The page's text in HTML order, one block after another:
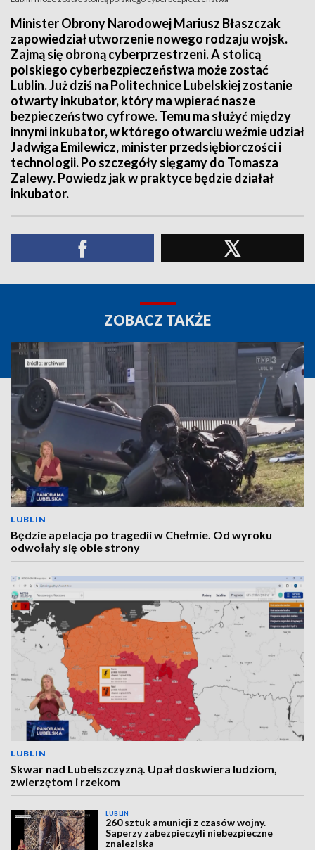
Minister Obrony Narodowej Mariusz Błaszczak
zapowiedział utworzenie nowego rodzaju wojsk.
Zajmą się obroną cyberprzestrzeni. A stolicą
polskiego cyberbezpieczeństwa może zostać
Lublin. Już dziś na Politechnice Lubelskiej zostanie
otwarty inkubator, który ma wpierać nasze
bezpieczeństwo cyfrowe. Temu ma służyć między
innymi inkubator, w którego otwarciu weźmie udział
Jadwiga Emilewicz, minister przedsiębiorczości i
technologii. Po szczegóły sięgamy do Tomasza
Zalewy. Powiedz jak w praktyce będzie działał
inkubator.
ZOBACZ TAKŻE
LUBLIN
Będzie apelacja po tragedii w Chełmie. Od wyroku
odwołały się obie strony
LUBLIN
Skwar nad Lubelszczyzną. Upał doskwiera ludziom,
zwierzętom i rzekom
LUBLIN
260 sztuk amunicji z czasów wojny.
Saperzy zabezpieczyli niebezpieczne
znaleziska